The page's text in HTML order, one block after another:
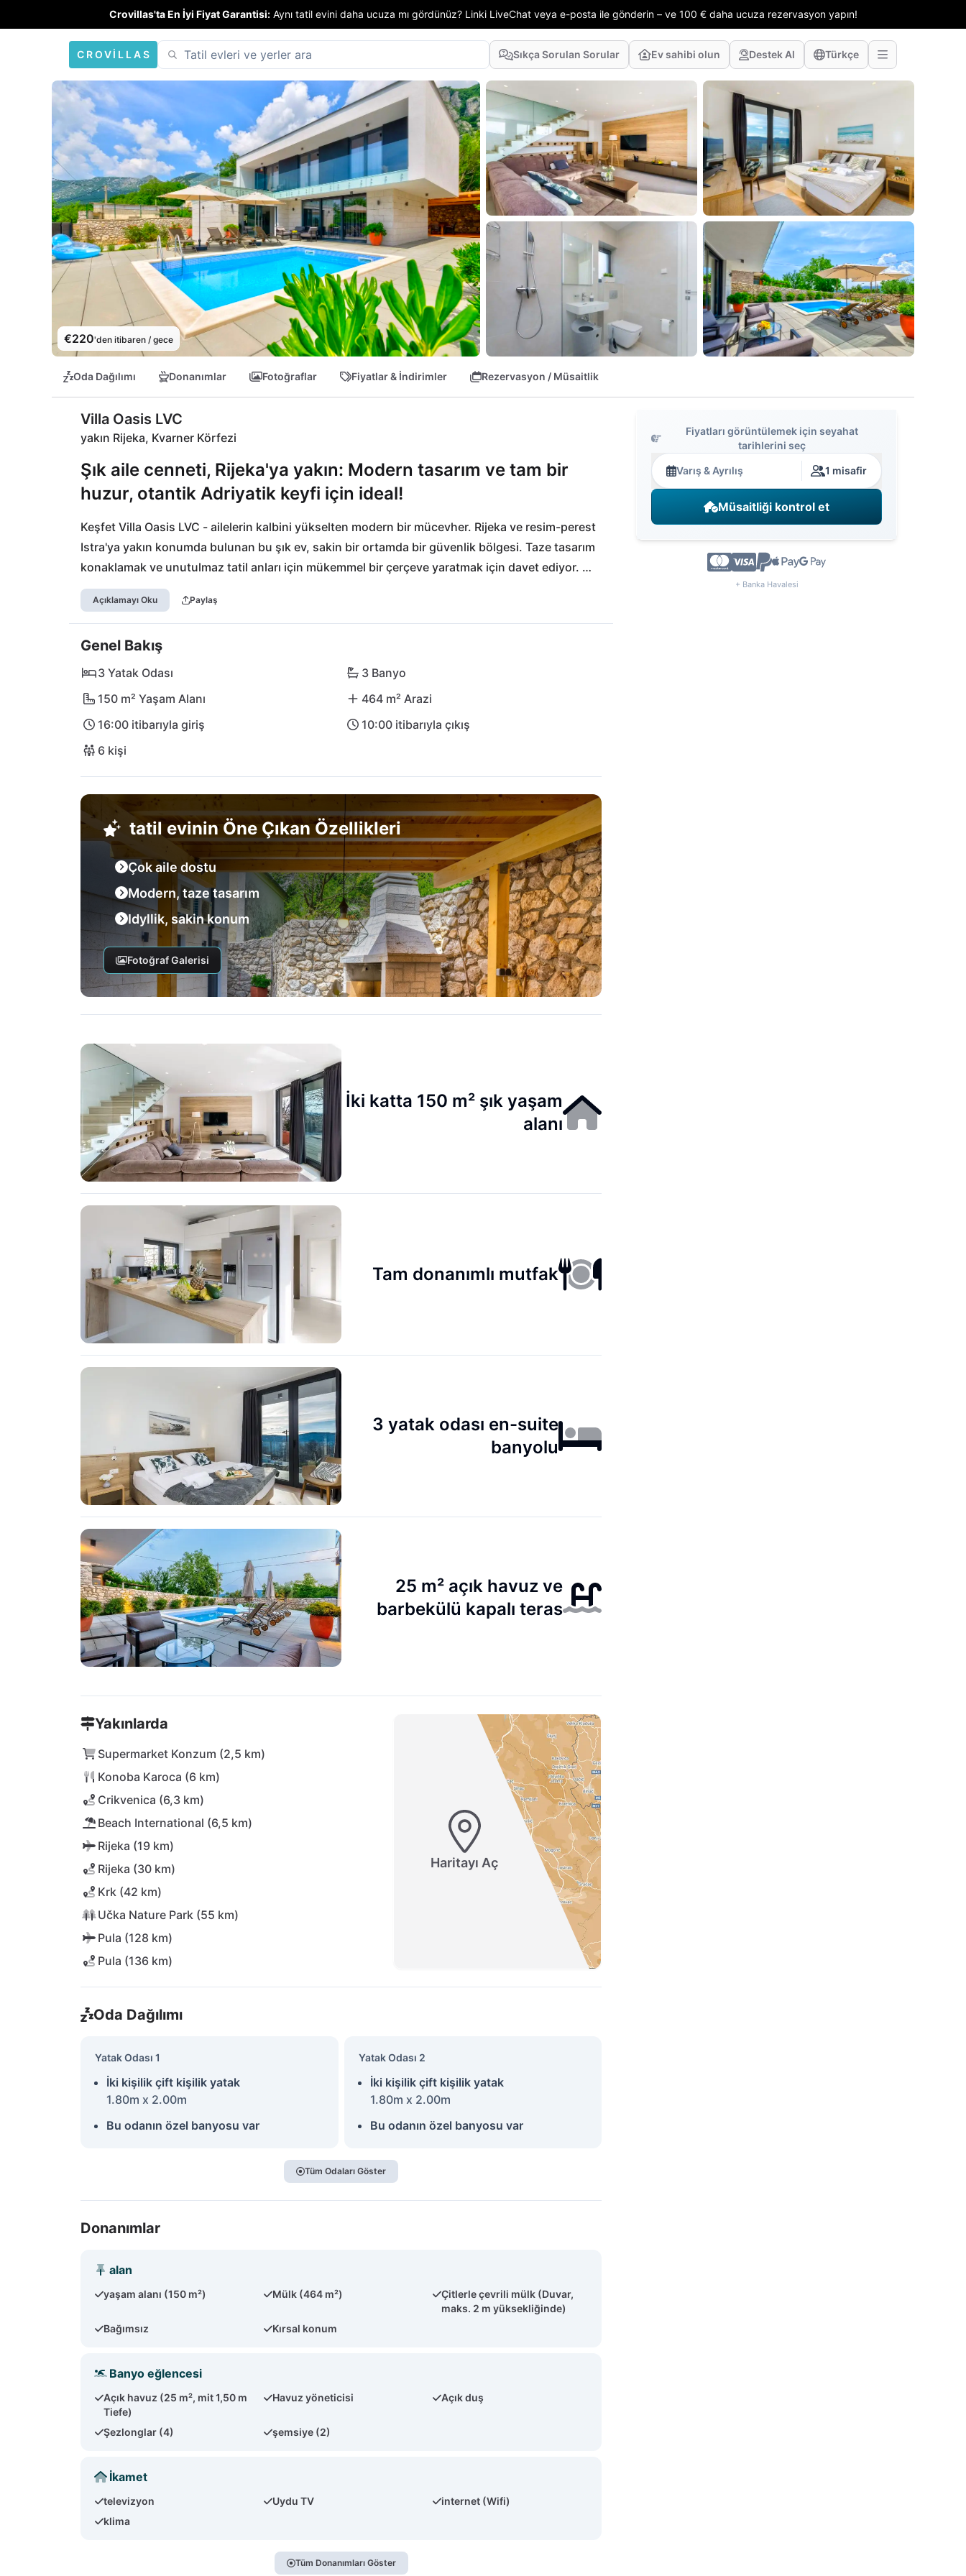
Crovillas'ta En İyi Fiyat Garantisi: Aynı tatil evini daha ucuza mı gördünüz? Linki LiveChat veya e-posta ile gönderin – ve 100 € daha ucuza rezervasyon yapın!
CROVILLAS Sıkça Sorulan Sorular Ev sahibi olun Destek Al Türkçe
€220'den itibaren / gece
Oda Dağılımı Donanımlar Fotoğraflar Fiyatlar & İndirimler Rezervasyon / Müsaitlik
Villa Oasis LVC
yakın Rijeka, Kvarner Körfezi
Şık aile cenneti, Rijeka'ya yakın: Modern tasarım ve tam bir
huzur, otantik Adriyatik keyfi için ideal!
Keşfet Villa Oasis LVC - ailelerin kalbini yükselten modern bir mücevher. Rijeka ve resim-perest
Istra'ya yakın konumda bulunan bu şık ev, sakin bir ortamda bir güvenlik bölgesi. Taze tasarım
konaklamak ve unutulmaz tatil anları için mükemmel bir çerçeve yaratmak için davet ediyor.
Yakındaki Uluslararası Plajı'nda güneşlenirken veya rahat Konoba Karoca'da bir akşam yemeği
sırasında - burada Hırvatistan'ı otantik ve rahat bir şekilde deneyimliyorsunuz. Crikvenica ve
Krk gibi çekici kıyı şehirleri ile Učka Doğa Parkı keşfedilmeyi bekliyor. Ailenizle birlikte ailenizin
koruması altındaki Villa Oasis LVC ile Adriyatik atmosferine dalmak!
Açıklamayı Oku Paylaş
Genel Bakış
3 Yatak Odası
3 Banyo
150 m² Yaşam Alanı
464 m² Arazi
16:00 itibarıyla giriş
10:00 itibarıyla çıkış
6 kişi
tatil evinin Öne Çıkan Özellikleri
Çok aile dostu
Modern, taze tasarım
Idyllik, sakin konum
Fotoğraf Galerisi
İki katta 150 m² şık yaşam
alanı
Tam donanımlı mutfak
3 yatak odası en-suite
banyolu
25 m² açık havuz ve
barbekülü kapalı teras
Yakınlarda
Supermarket Konzum (2,5 km)
Konoba Karoca (6 km)
Crikvenica (6,3 km)
Beach International (6,5 km)
Rijeka (19 km)
Rijeka (30 km)
Krk (42 km)
Učka Nature Park (55 km)
Pula (128 km)
Pula (136 km)
Haritayı Aç
Oda Dağılımı
Yatak Odası 1
İki kişilik çift kişilik yatak
1.80m x 2.00m
Bu odanın özel banyosu var
Yatak Odası 2
İki kişilik çift kişilik yatak
1.80m x 2.00m
Bu odanın özel banyosu var
Tüm Odaları Göster
Donanımlar
alan
yaşam alanı (150 m²) Mülk (464 m²)
Çitlerle çevrili mülk (Duvar,
maks. 2 m yüksekliğinde)
Bağımsız
Kırsal konum
Banyo eğlencesi
Açık havuz (25 m², mit 1,50 m
Tiefe)
Havuz yöneticisi Açık duş
Şezlonglar (4) şemsiye (2)
İkamet
televizyon Uydu TV
internet (Wifi)
klima
Tüm Donanımları Göster
Fiyatları görüntülemek için seyahat
tarihlerini seç
Varış & Ayrılış 1 misafir
Müsaitliği kontrol et
+ Banka Havalesi